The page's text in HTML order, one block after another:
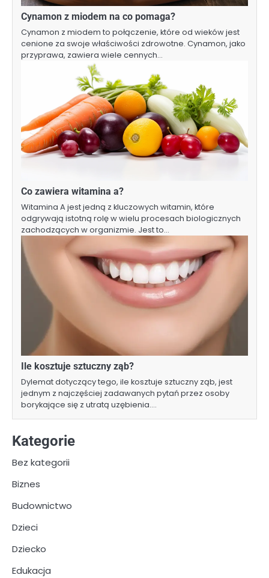
Cynamon z miodem na co pomaga?
Cynamon z miodem to połączenie, które od wieków jest
cenione za swoje właściwości zdrowotne. Cynamon, jako
przyprawa, zawiera wiele cennych…
Co zawiera witamina a?
Witamina A jest jedną z kluczowych witamin, które
odgrywają istotną rolę w wielu procesach biologicznych
zachodzących w organizmie. Jest to…
Ile kosztuje sztuczny ząb?
Dylemat dotyczący tego, ile kosztuje sztuczny ząb, jest
jednym z najczęściej zadawanych pytań przez osoby
borykające się z utratą uzębienia.…
Kategorie
Bez kategorii
Biznes
Budownictwo
Dzieci
Dziecko
Edukacja